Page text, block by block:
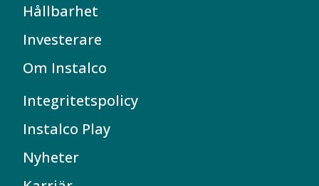
Hållbarhet
Investerare
Om Instalco
Integritetspolicy
Instalco Play
Nyheter